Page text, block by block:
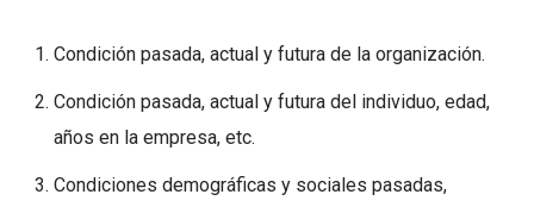
Condición pasada, actual y futura de la organización.
Condición pasada, actual y futura del individuo, edad,
años en la empresa, etc.
Condiciones demográficas y sociales pasadas,